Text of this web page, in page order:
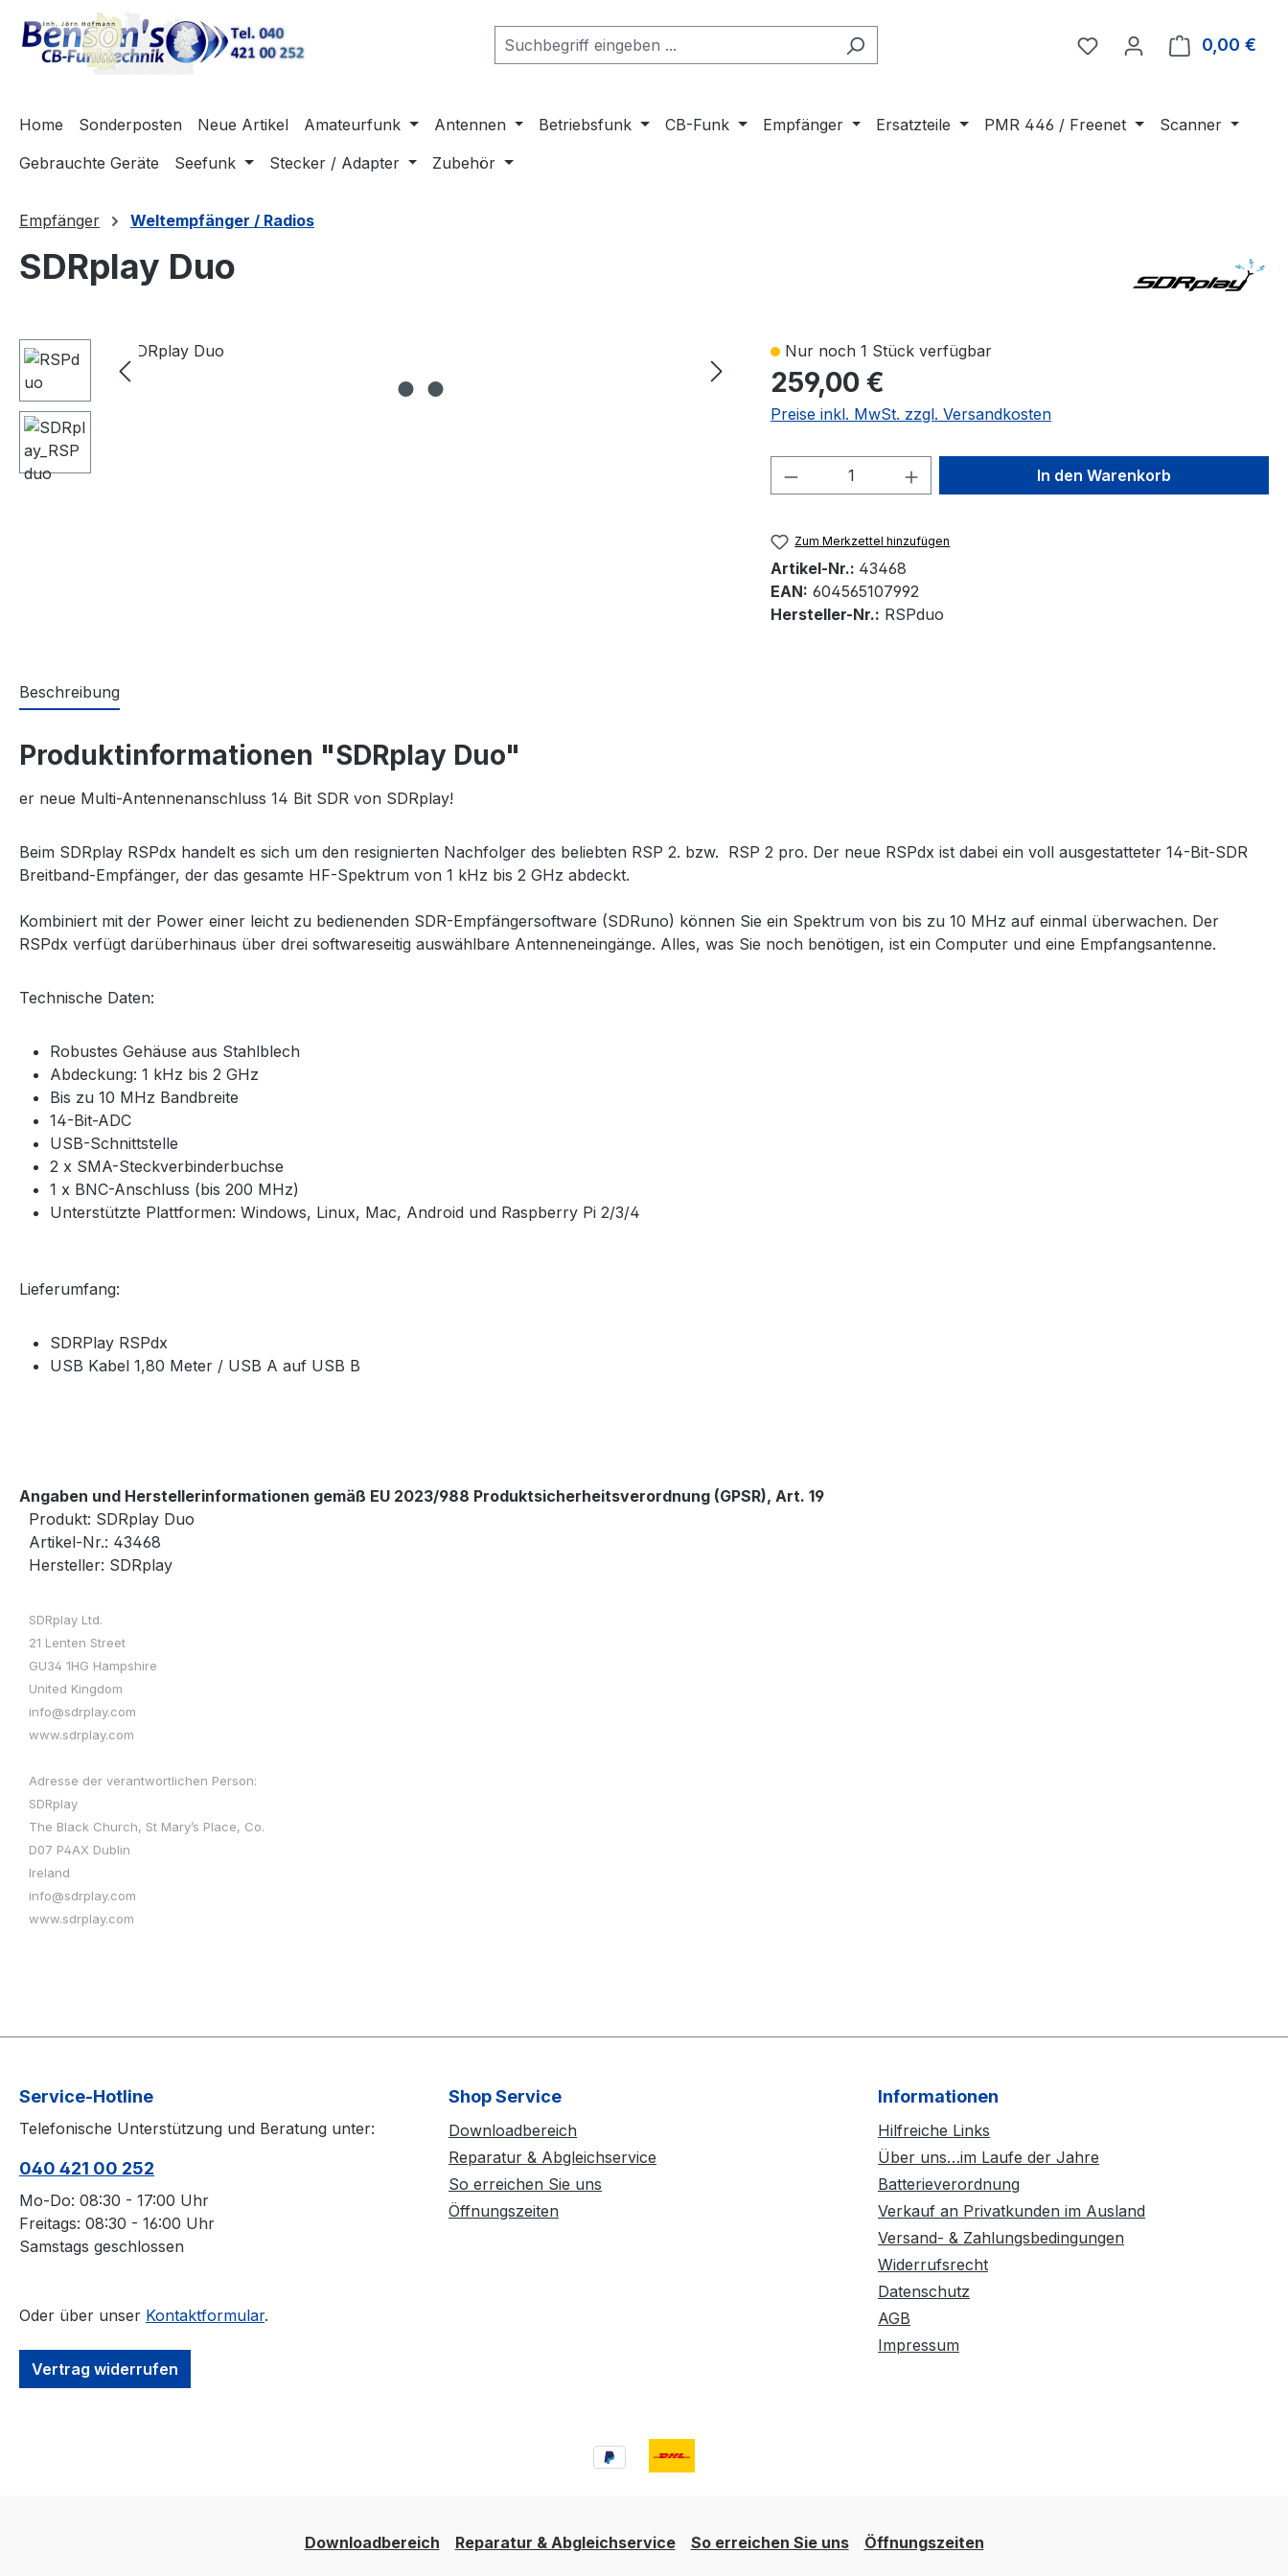
Hauptinhalt springen
Zur Suche springen
Zur Hauptnavigation springen
0,00 €
Home Sonderposten Neue Artikel Amateurfunk Antennen Betriebsfunk CB-Funk Empfänger Ersatzteile PMR 446 / Freenet
Scanner
Gebrauchte Geräte
Seefunk Stecker / Adapter Zubehör
Empfänger Weltempfänger / Radios
SDRplay Duo
Bildergalerie überspringen Nur noch 1 Stück verfügbar
259,00 €
Preise inkl. MwSt. zzgl. Versandkosten
Produkt Anzahl: Gib den gewünschten Wert
In den Warenkorb
Zum Merkzettel hinzufügen
Artikel-Nr.: 43468
EAN: 604565107992
Hersteller-Nr.: RSPduo
Beschreibung
Produktinformationen "SDRplay Duo"
er neue Multi-Antennenanschluss 14 Bit SDR von SDRplay!
Beim SDRplay RSPdx handelt es sich um den resignierten Nachfolger des beliebten RSP 2. bzw. RSP 2 pro. Der neue RSPdx ist dabei ein voll ausgestatteter 14-Bit-SDR
Breitband-Empfänger, der das gesamte HF-Spektrum von 1 kHz bis 2 GHz abdeckt.
Kombiniert mit der Power einer leicht zu bedienenden SDR-Empfängersoftware (SDRuno) können Sie ein Spektrum von bis zu 10 MHz auf einmal überwachen. Der
RSPdx verfügt darüberhinaus über drei softwareseitig auswählbare Antenneneingänge. Alles, was Sie noch benötigen, ist ein Computer und eine Empfangsantenne.
Technische Daten:
Robustes Gehäuse aus Stahlblech
Abdeckung: 1 kHz bis 2 GHz
Bis zu 10 MHz Bandbreite
14-Bit-ADC
USB-Schnittstelle
2 x SMA-Steckverbinderbuchse
1 x BNC-Anschluss (bis 200 MHz)
Unterstützte Plattformen: Windows, Linux, Mac, Android und Raspberry Pi 2/3/4
Lieferumfang:
SDRPlay RSPdx
USB Kabel 1,80 Meter / USB A auf USB B
Angaben und Herstellerinformationen gemäß EU 2023/988 Produktsicherheitsverordnung (GPSR), Art. 19
Produkt: SDRplay Duo
Artikel-Nr.: 43468
Hersteller: SDRplay
SDRplay Ltd.
21 Lenten Street
GU34 1HG Hampshire
United Kingdom
info@sdrplay.com
www.sdrplay.com
Adresse der verantwortlichen Person:
SDRplay
The Black Church, St Mary’s Place, Co.
D07 P4AX Dublin
Ireland
info@sdrplay.com
www.sdrplay.com
Service-Hotline
Telefonische Unterstützung und Beratung unter:
040 421 00 252
Mo-Do: 08:30 - 17:00 Uhr
Freitags: 08:30 - 16:00 Uhr
Samstags geschlossen
Oder über unser Kontaktformular.
Vertrag widerrufen
Shop Service
Downloadbereich
Reparatur & Abgleichservice
So erreichen Sie uns
Öffnungszeiten
Informationen
Hilfreiche Links
Über uns…im Laufe der Jahre
Batterieverordnung
Verkauf an Privatkunden im Ausland
Versand- & Zahlungsbedingungen
Widerrufsrecht
Datenschutz
AGB
Impressum
Downloadbereich Reparatur & Abgleichservice So erreichen Sie uns Öffnungszeiten